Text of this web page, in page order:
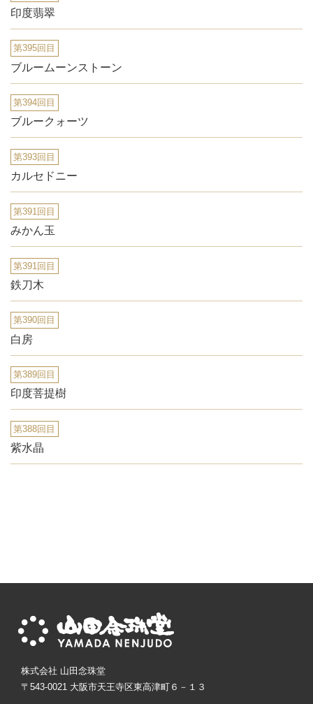
印度翡翠
第395回目
ブルームーンストーン
第394回目
ブルークォーツ
第393回目
カルセドニー
第391回目
みかん玉
第391回目
鉄刀木
第390回目
白房
第389回目
印度菩提樹
第388回目
紫水晶
株式会社 山田念珠堂
〒543-0021 大阪市天王寺区東高津町６－１３